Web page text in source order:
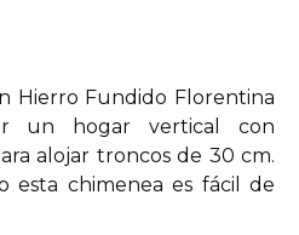
Hierro Fundido Florentina
un hogar vertical con
alojar troncos de 30 cm.
esta chimenea es fácil de